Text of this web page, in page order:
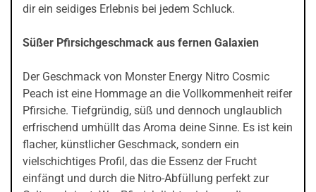
dir ein seidiges Erlebnis bei jedem Schluck.
Süßer Pfirsichgeschmack aus fernen Galaxien
Der Geschmack von Monster Energy Nitro Cosmic
Peach ist eine Hommage an die Vollkommenheit reifer
Pfirsiche. Tiefgründig, süß und dennoch unglaublich
erfrischend umhüllt das Aroma deine Sinne. Es ist kein
flacher, künstlicher Geschmack, sondern ein
vielschichtiges Profil, das die Essenz der Frucht
einfängt und durch die Nitro-Abfüllung perfekt zur